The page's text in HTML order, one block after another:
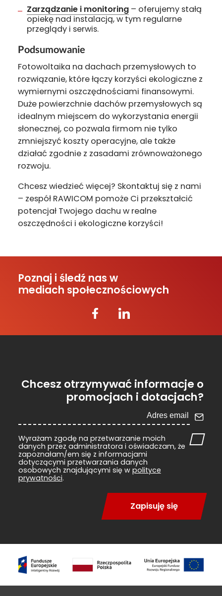
Zarządzanie i monitoring– oferujemy stałą
opiekę nad instalacją, w tym regularne
przeglądy i serwis.
Podsumowanie
Fotowoltaika na dachach przemysłowych to
rozwiązanie, które łączy korzyści ekologiczne z
wymiernymi oszczędnościami finansowymi.
Duże powierzchnie dachów przemysłowych są
idealnym miejscem do wykorzystania energii
słonecznej, co pozwala firmom nie tylko
zmniejszyć koszty operacyjne, ale także
działać zgodnie z zasadami zrównoważonego
rozwoju.
Chcesz wiedzieć więcej? Skontaktuj się z nami
– zespół RAWICOM pomoże Ci przekształcić
potencjał Twojego dachu w realne
oszczędności i ekologiczne korzyści!
Poznaj i śledź nas w
mediach społecznościowych
Chcesz otrzymywać informacje o
promocjach i dotacjach?
Wyrażam zgodę na przetwarzanie moich
danych przez administratora i oświadczam, że
zapoznałam/em się z informacjami
dotyczącymi przetwarzania danych
osobowych znajdującymi się w polityce
prywatności.
Zapisuję się